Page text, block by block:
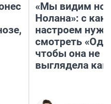
«Мы видим
Нолана»: с
настроем
смотреть
чтобы она не
выглядела как